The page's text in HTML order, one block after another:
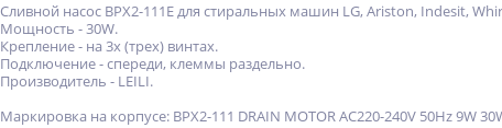
Сливной насос BPX2-111E для стиральных машин LG, Ariston, Indesit,
Мощность - 30W.
Крепление - на 3х (трех) винтах.
Подключение - спереди, клеммы раздельно.
Производитель - LEILI.
Маркировка на корпусе: BPX2-111 DRAIN MOTOR AC220-240V 50Hz 9W